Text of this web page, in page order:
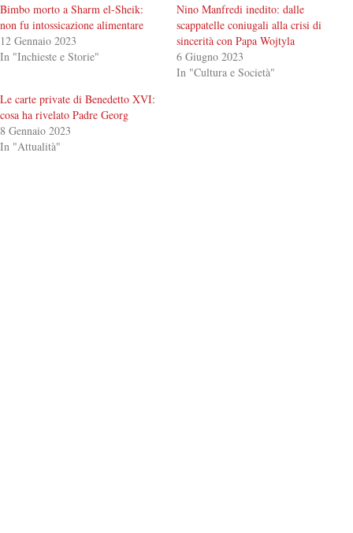
Bimbo morto a Sharm el-Sheik:
non fu intossicazione alimentare
12 Gennaio 2023
In "Inchieste e Storie"
Nino Manfredi inedito: dalle
scappatelle coniugali alla crisi di
sincerità con Papa Wojtyla
6 Giugno 2023
In "Cultura e Società"
Le carte private di Benedetto XVI:
cosa ha rivelato Padre Georg
8 Gennaio 2023
In "Attualità"